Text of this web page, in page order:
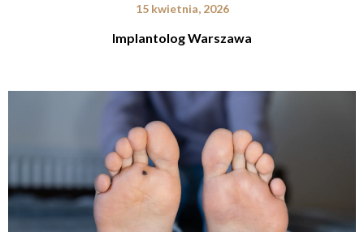
15 kwietnia, 2026
Implantolog Warszawa